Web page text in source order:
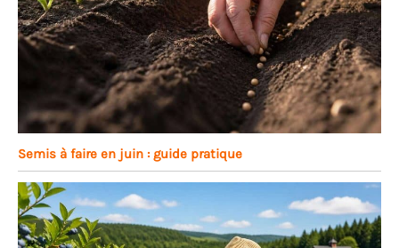
Semis à faire en juin : guide pratique